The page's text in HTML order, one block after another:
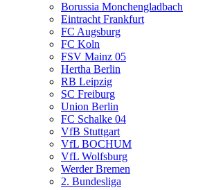
Borussia Monchengladbach
Eintracht Frankfurt
FC Augsburg
FC Koln
FSV Mainz 05
Hertha Berlin
RB Leipzig
SC Freiburg
Union Berlin
FC Schalke 04
VfB Stuttgart
VfL BOCHUM
VfL Wolfsburg
Werder Bremen
2. Bundesliga